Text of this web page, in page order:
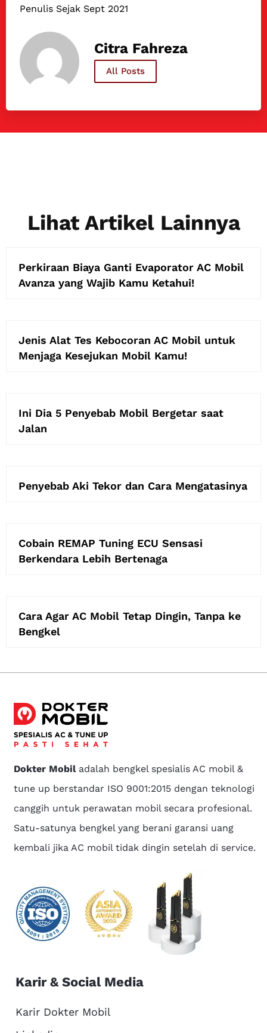
Penulis Sejak Sept 2021
Citra Fahreza
All Posts
Lihat Artikel Lainnya
Perkiraan Biaya Ganti Evaporator AC Mobil
Avanza yang Wajib Kamu Ketahui!
Jenis Alat Tes Kebocoran AC Mobil untuk
Menjaga Kesejukan Mobil Kamu!
Ini Dia 5 Penyebab Mobil Bergetar saat
Jalan
Penyebab Aki Tekor dan Cara Mengatasinya
Cobain REMAP Tuning ECU Sensasi
Berkendara Lebih Bertenaga
Cara Agar AC Mobil Tetap Dingin, Tanpa ke
Bengkel
Dokter Mobiladalah bengkel spesialis AC mobil &
tune up berstandar ISO 9001:2015 dengan teknologi
canggih untuk perawatan mobil secara profesional.
Satu-satunya bengkel yang berani garansi uang
kembali jika AC mobil tidak dingin setelah di service.
Karir & Social Media
Karir Dokter Mobil